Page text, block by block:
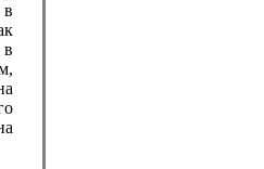
в